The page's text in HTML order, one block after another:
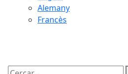
Alemany
Francès